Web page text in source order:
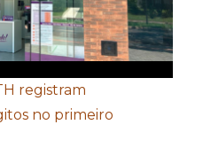
registram
no primeiro